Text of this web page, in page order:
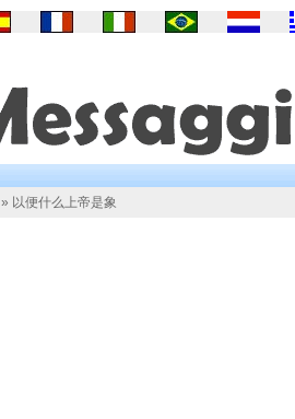
» 以便什么上帝是象